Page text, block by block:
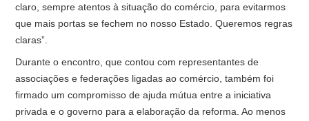
claro, sempre atentos à situação do comércio, para evitarmos
que mais portas se fechem no nosso Estado. Queremos regras
claras”.
Durante o encontro, que contou com representantes de
associações e federações ligadas ao comércio, também foi
firmado um compromisso de ajuda mútua entre a iniciativa
privada e o governo para a elaboração da reforma. Ao menos